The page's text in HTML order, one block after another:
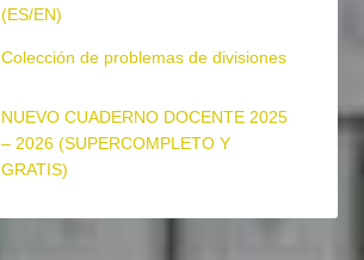
(ES/EN)
Colección de problemas de divisiones
NUEVO CUADERNO DOCENTE 2025
– 2026 (SUPERCOMPLETO Y
GRATIS)